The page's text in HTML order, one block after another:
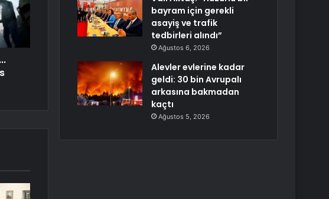
bayram için gerekli
asayiş ve trafik
tedbirleri alındı”
Ağustos 6, 2026
Alevler evlerine kadar
geldi: 30 bin Avrupalı
arkasına bakmadan
kaçtı
Ağustos 5, 2026